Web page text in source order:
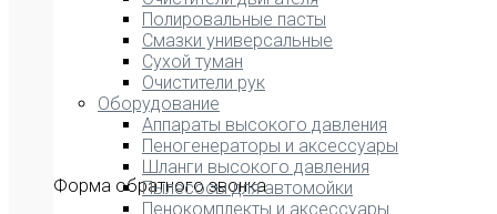
Форма обратного звонка
Полировальные пасты
Смазки универсальные
Сухой туман
Очистители рук
Оборудование
Аппараты высокого давления
Пеногенераторы и аксессуары
Шланги высокого давления
Пылесосы для автомойки
Пенокомплекты и аксессуары